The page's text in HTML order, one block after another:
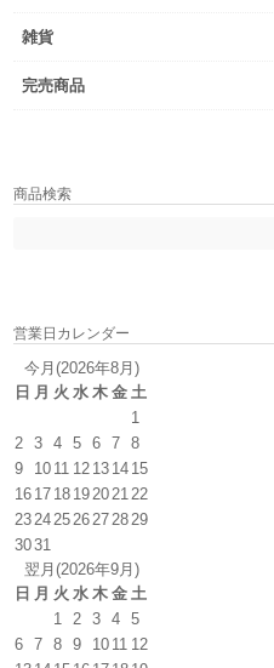
雑貨
完売商品
商品検索
営業日カレンダー
今月(2026年8月)
日 月 火 水 木 金 土
1
2
3 4 5 6 7
8
9
10 11 12 13 14 15
16 17 18 19202122
23242526272829
3031
翌月(2026年9月)
日 月 火 水 木 金 土
1
2 3 4
5
6
7 8 9 10 11 12